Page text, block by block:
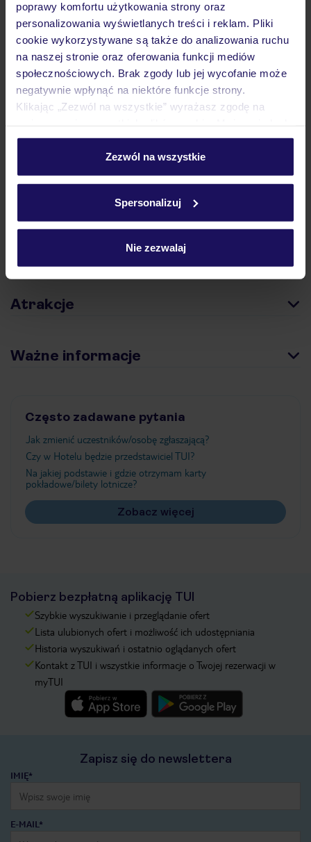
poprawy komfortu użytkowania strony oraz
personalizowania wyświetlanych treści i reklam. Pliki
cookie wykorzystywane są także do analizowania ruchu
na naszej stronie oraz oferowania funkcji mediów
społecznościowych. Brak zgody lub jej wycofanie może
negatywnie wpłynąć na niektóre funkcje strony.
Klikając „Zezwól na wszystkie” wyrażasz zgodę na
personalizować swój wybór wchodząc w zakładkę
Szczegółowe informacje o plikach cookie znajdziesz
Zezwól na wszystkie
Spersonalizuj
Nie zezwalaj
podróży w Polsce
Hotel
Atrakcje
Ważne informacje
Często zadawane pytania
Jak zmienić uczestników/osobę zgłaszającą?
Czy w Hotelu będzie przedstawiciel TUI?
Na jakiej podstawie i gdzie otrzymam karty
pokładowe/bilety lotnicze?
Zobacz więcej
Pobierz bezpłatną aplikację TUI
Szybkie wyszukiwanie i przeglądanie ofert
Lista ulubionych ofert i możliwość ich udostępniania
Historia wyszukiwań i ostatnio oglądanych ofert
Kontakt z TUI i wszystkie informacje o Twojej rezerwacji w
myTUI
Zapisz się do newslettera
IMIĘ*
E-MAIL*